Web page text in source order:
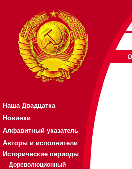
Наша Двадцатка
Новинки
Алфавитный указатель
Авторы и исполнители
Исторические периоды
Дореволюционный